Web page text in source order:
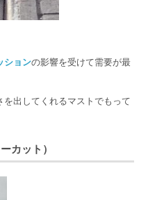
ションの影響を受けて需要が最
出してくれるマストでもって
カット）